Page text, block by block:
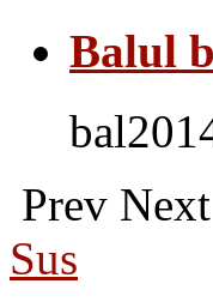
Balul
Prev Next
Sus